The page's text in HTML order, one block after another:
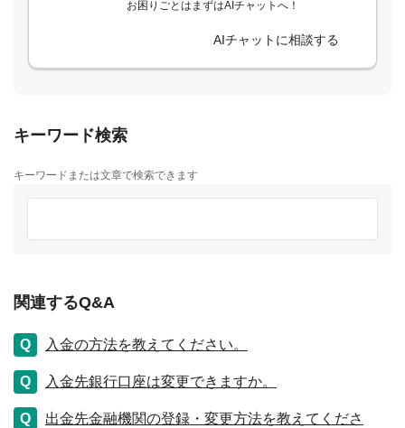
お困りごとはまずはAIチャットへ！
AIチャットに相談する
キーワード検索
キーワードまたは文章で検索できます
関連するQ&A
入金の方法を教えてください。
入金先銀行口座は変更できますか。
出金先金融機関の登録・変更方法を教えてくださ